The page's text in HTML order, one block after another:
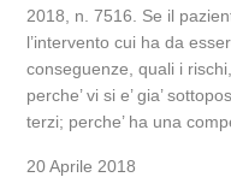
2018, n. 7516. Se il
l’intervento cui ha da
conseguenze, quali i
perche’ vi si e’ gia’
terzi; perche’ ha una
20 Aprile 2018